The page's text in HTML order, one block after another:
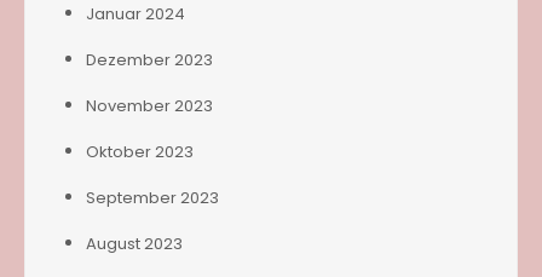
Januar 2024
Dezember 2023
November 2023
Oktober 2023
September 2023
August 2023